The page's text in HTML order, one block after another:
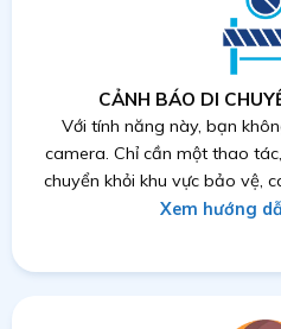
CẢNH BÁO DI
Với tính năng này, bạn
camera. Chỉ cần một thao
chuyển khỏi khu vực bảo vệ,
Xem hướng